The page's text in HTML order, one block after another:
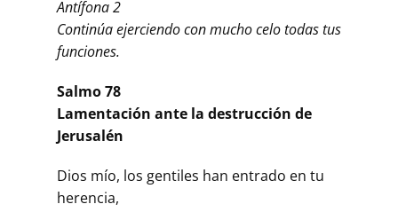
Antífona 2
Continúa ejerciendo con mucho celo todas tus
funciones.
Salmo 78
Lamentación ante la destrucción de
Jerusalén
Dios mío, los gentiles han entrado en tu
herencia,